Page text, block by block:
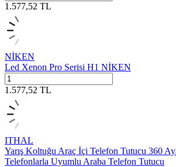
1.577,52 TL
NİKEN
Led Xenon Pro Serisi H1 NİKEN
1.577,52 TL
ITHAL
Yarış Koltuğu Araç İçi Telefon Tutucu 360
Telefonlarla Uyumlu Araba Telefon Tutucu